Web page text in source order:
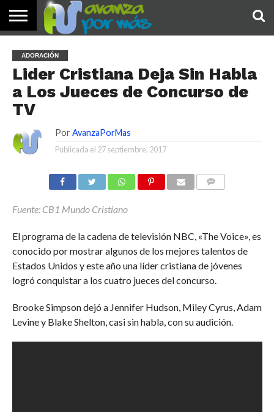
PALABRA
DE HOY
DEVOCIONALES
NOTICIAS
TESTIMONIOS
ORACIONES
SOBRE
NOSOTROS
IMÁGENES
ADORACIÓN
Lider Cristiana Deja Sin Habla
a Los Jueces de Concurso de
TV
Por AvanzaPorMas
Publicada el 27 septiembre, 2017
Fuente: CB1 Mundo Cristiano
El programa de la cadena de televisión NBC, «The Voice», es
conocido por mostrar algunos de los mejores talentos de
Estados Unidos y este año una líder cristiana de jóvenes
logró conquistar a los cuatro jueces del concurso.
Brooke Simpson dejó a Jennifer Hudson, Miley Cyrus, Adam
Levine y Blake Shelton, casi sin habla, con su audición.